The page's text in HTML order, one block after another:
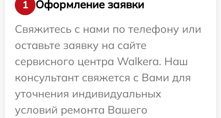
1
Оформление заявки
Свяжитесь с нами по телефону или
оставьте заявку на сайте
сервисного центра Walkera. Наш
консультант свяжется с Вами для
уточнения индивидуальных
условий ремонта Вашего